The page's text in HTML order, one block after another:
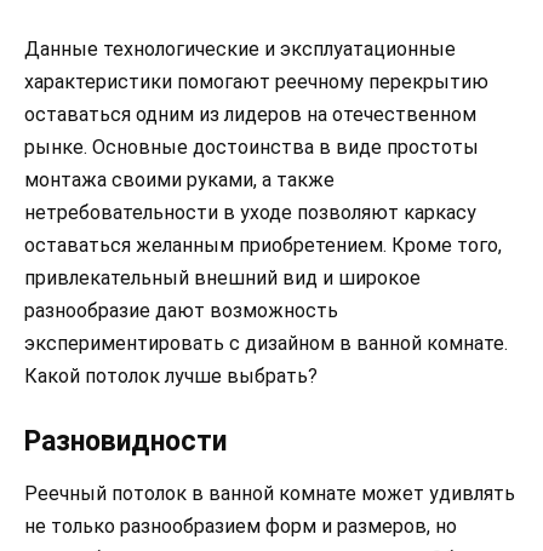
Данные технологические и эксплуатационные
характеристики помогают реечному перекрытию
оставаться одним из лидеров на отечественном
рынке. Основные достоинства в виде простоты
монтажа своими руками, а также
нетребовательности в уходе позволяют каркасу
оставаться желанным приобретением. Кроме того,
привлекательный внешний вид и широкое
разнообразие дают возможность
экспериментировать с дизайном в ванной комнате.
Какой потолок лучше выбрать?
Разновидности
Реечный потолок в ванной комнате может удивлять
не только разнообразием форм и размеров, но